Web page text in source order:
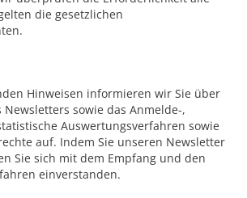
die gesetzlichen
Hinweisen informieren wir Sie über
sowie das Anmelde-,
Auswertungsverfahren sowie
auf. Indem Sie unseren Newsletter
Sie sich mit dem Empfang und den
einverstanden.